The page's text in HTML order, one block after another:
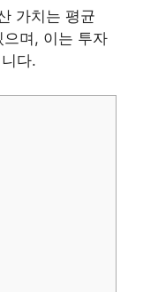
가치는 평균
며, 이는 투자
다.